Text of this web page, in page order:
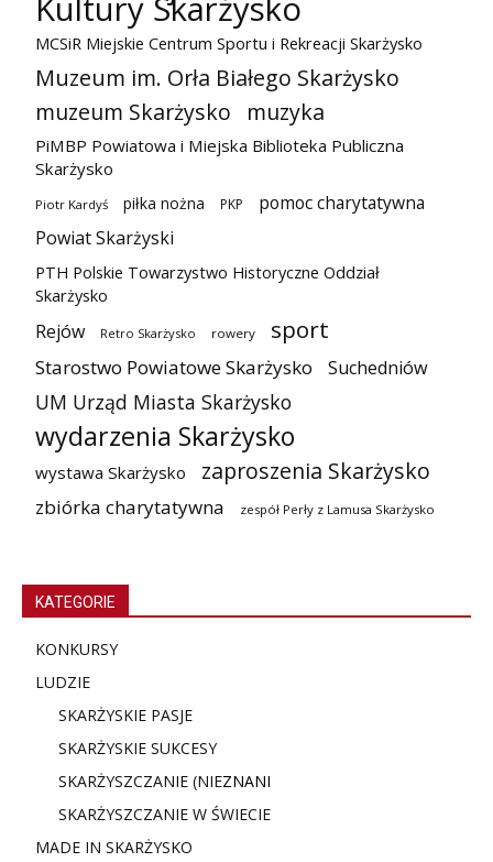
MCSiR Miejskie Centrum Sportu i Rekreacji Skarżysko
Muzeum im. Orła Białego Skarżysko
muzeum Skarżysko
muzyka
PiMBP Powiatowa i Miejska Biblioteka Publiczna
Skarżysko
Piotr Kardyś piłka nożna PKP
pomoc charytatywna
Powiat Skarżyski
PTH Polskie Towarzystwo Historyczne Oddział
Skarżysko
Rejów Retro Skarżysko rowery sport
Starostwo Powiatowe Skarżysko Suchedniów
UM Urząd Miasta Skarżysko
wydarzenia Skarżysko
wystawa Skarżysko zaproszenia Skarżysko
zbiórka charytatywna zespół Perły z Lamusa Skarżysko
KATEGORIE
KONKURSY
LUDZIE
SKARŻYSKIE PASJE
SKARŻYSKIE SUKCESY
SKARŻYSZCZANIE (NIEZNANI
SKARŻYSZCZANIE W ŚWIECIE
MADE IN SKARŻYSKO